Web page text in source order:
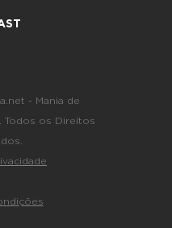
- Mania de
Todos os Direitos